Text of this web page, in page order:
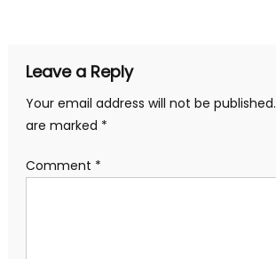
Leave a Reply
Your email address will not be published.
are marked *
Comment *